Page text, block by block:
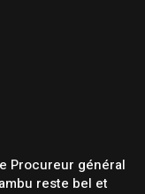
Procureur général
reste bel et